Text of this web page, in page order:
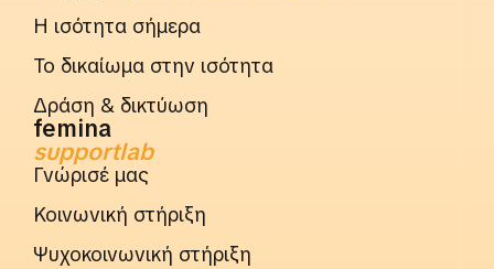
Η ισότητα σήμερα
Το δικαίωμα στην ισότητα
Δράση & δικτύωση
femina
supportlab
Γνώρισέ μας
Κοινωνική στήριξη
Ψυχοκοινωνική στήριξη